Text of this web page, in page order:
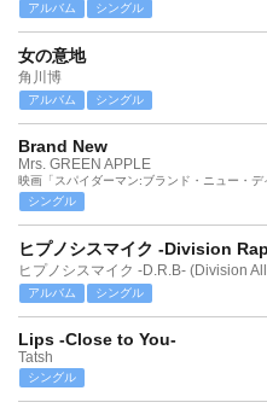
アルバム シングル
女の意地
角川博
アルバム シングル
Brand New
Mrs. GREEN APPLE
映画「スパイダーマン:ブランド・ニュー・デ
シングル
ヒプノシスマイク -Division
ヒプノシスマイク -D.R.B- (Division
アルバム シングル
Lips -Close to You-
Tatsh
シングル